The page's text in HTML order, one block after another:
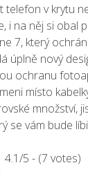
telefon v krytu
i na něj si obal
7, který
úplně nový
ochranu
místo
množství,
se vám bude
4.1/5 - (7 votes)